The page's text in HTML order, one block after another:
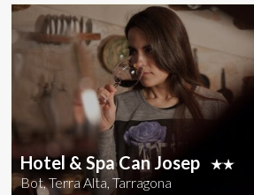
Entrades a les bodegues i visites a les
vinyes
Entrada zona SPA de 50 minuts per
Massatge en parella 25' per persona
Hotel & Spa Can Josep
Bot, Terra Alta, Tarragona